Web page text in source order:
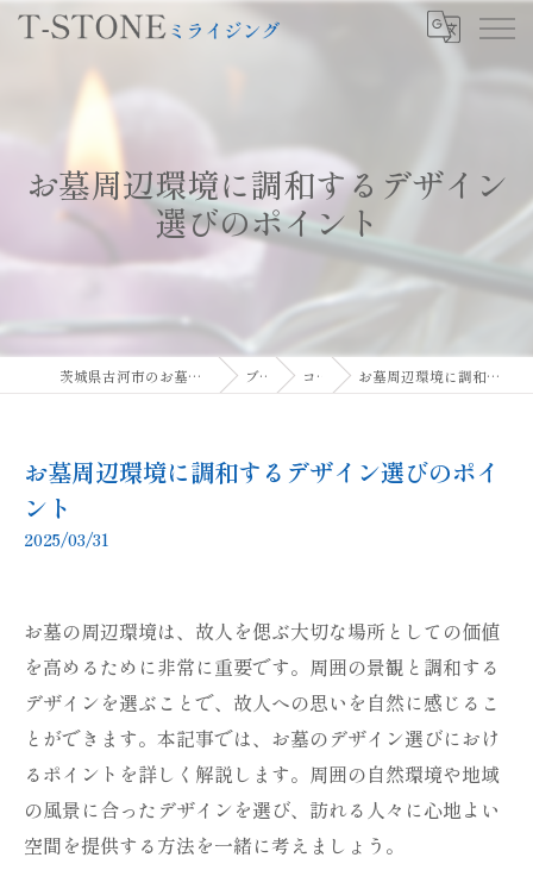
お墓周辺環境に調和するデザイン
選びのポイント
茨城県古河市のお墓ならT-STONEミライジング ブログ コラム お墓周辺環境に調和するデザイン選びのポイント
お墓周辺環境に調和するデザイン選びのポイ
ント
2025/03/31
お墓の周辺環境は、故人を偲ぶ大切な場所としての価値
を高めるために非常に重要です。周囲の景観と調和する
デザインを選ぶことで、故人への思いを自然に感じるこ
とができます。本記事では、お墓のデザイン選びにおけ
るポイントを詳しく解説します。周囲の自然環境や地域
の風景に合ったデザインを選び、訪れる人々に心地よい
空間を提供する方法を一緒に考えましょう。